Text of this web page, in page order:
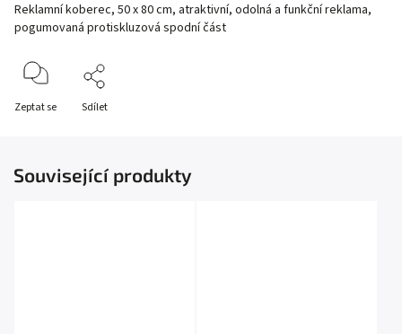
Reklamní koberec, 50 x 80 cm, atraktivní, odolná a funkční reklama,
pogumovaná protiskluzová spodní část
Zeptat se Sdílet
Související produkty